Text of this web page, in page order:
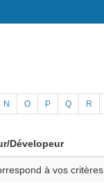
N O P Q R
Dévelopeur
à vos critères.